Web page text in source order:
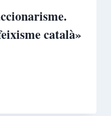
català»